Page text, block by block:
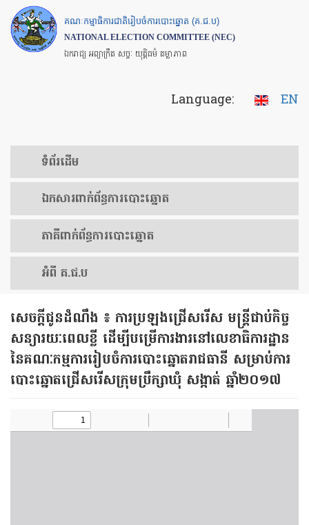
Skip
to
main
គណៈកម្មាធិការជាតិរៀបចំការបោះឆ្នោត (គ.ជ.ប)
NATIONAL ELECTION COMMITTEE (NEC)
ឯករាជ្យ អព្យាក្រឹត សច្ចៈ យុត្តិធម៌ តម្លាភាព
Language: EN
ទំព័រ​ដើម
ឯកសារ​ពាក់ព័ន្ធ​ការ​បោះឆ្នោត
​ភាគីពាក់ព័ន្ធ​​ការ​បោះឆ្នោត
អំពី គ.ជ.ប
សេចក្តីជូនដំណឹង ៖ ការ​ប្រឡង​ជ្រើស​រើស មន្ត្រី​ជាប់​កិច្ច​
សន្យា​រយៈពេលខ្លី ដើម្បី​បម្រើ​​ការ​ងារ​នៅ​លេខាធិការ​ដ្ឋាន
នៃ​គណៈ​កម្មការ​រៀប​ចំ​ការ​បោះ​ឆ្នោត​រាជធានី សម្រាប់​ការ​
បោះ​ឆ្នោត​ជ្រើស​រើស​ក្រុម​ប្រឹក្សា​ឃុំ សង្កាត់ ឆ្នាំ​២០១៧